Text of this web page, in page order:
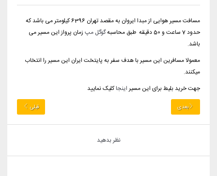
مسافت مسیر هوایی از مبدا ایروان به مقصد تهران 6396 کیلومتر می باشد که
حدود 7 ساعت و 50 دقیقه طبق محاسبه
گوگل مپ زمان پرواز این مسیر می
باشد.
معمولا مسافرین این مسیر با هدف سفر به پایتخت ایران این مسیر را انتخاب
میکنند.
جهت خرید بلیط برای این مسیر اینجاکلیک نمایید
بعدی قبلی
نظر بدهید